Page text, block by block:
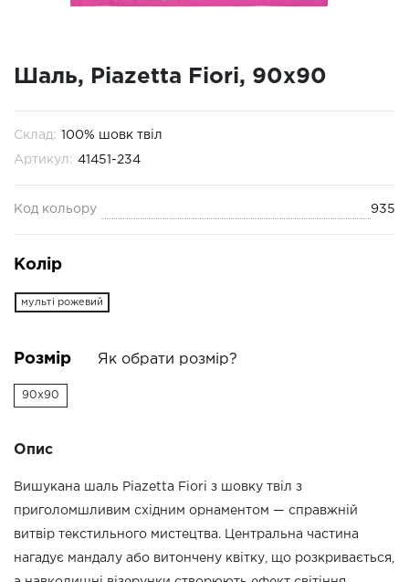
Шаль, Piazetta Fiori, 90х90
Склад: 100% шовк твіл
Артикул: 41451-234
Код кольору 935
Колір
мульті рожевий
Розмір Як обрати розмір?
90x90
Опис
Вишукана шаль Piazetta Fiori з шовку твіл з
приголомшливим східним орнаментом — справжній
витвір текстильного мистецтва. Центральна частина
нагадує мандалу або витончену квітку, що розкривається,